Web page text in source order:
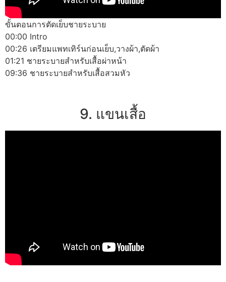
ขั้นตอนการตัดเย็บชายระบาย
00:00 Intro
00:26 เตรียมแพทเทิร์นก่อนเย็บ,วางผ้า,ตัดผ้า
01:21 ชายระบายสำหรับเสื้อผ่าหน้า
09:36 ชายระบายสำหรับเสื้อสวมหัว
9. แขนเสื้อ